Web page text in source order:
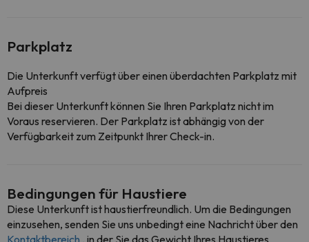
Parkplatz
Die Unterkunft verfügt über einen überdachten Parkplatz mit
Aufpreis
Bei dieser Unterkunft können Sie Ihren Parkplatz nicht im
Voraus reservieren. Der Parkplatz ist abhängig von der
Verfügbarkeit zum Zeitpunkt Ihrer Check-in.
Bedingungen für Haustiere
Diese Unterkunft ist haustierfreundlich. Um die Bedingungen
einzusehen, senden Sie uns unbedingt eine Nachricht über den
Kontaktbereich , in der Sie das Gewicht Ihres Haustieres